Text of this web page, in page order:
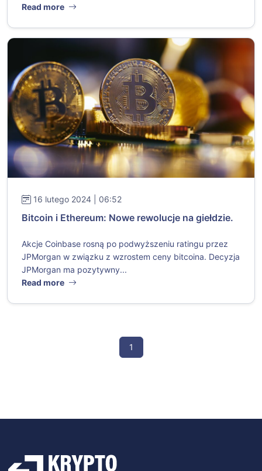
Read more
16 lutego 2024 | 06:52
Bitcoin i Ethereum: Nowe rewolucje na giełdzie.
Akcje Coinbase rosną po podwyższeniu ratingu przez
JPMorgan w związku z wzrostem ceny bitcoina. Decyzja
JPMorgan ma pozytywny...
Read more
1